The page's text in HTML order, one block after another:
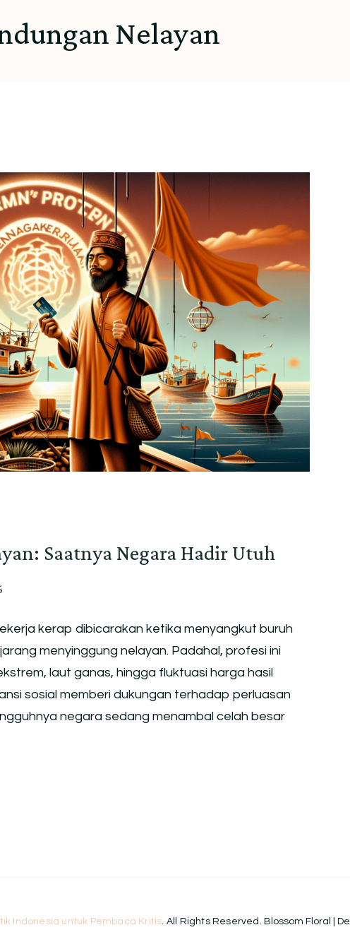
Nelayan
Saatnya Negara Hadir Utuh
kerap dibicarakan ketika menyangkut buruh
menyinggung nelayan. Padahal, profesi ini
laut ganas, hingga fluktuasi harga hasil
sosial memberi dukungan terhadap perluasan
negara sedang menambal celah besar
Indonesia untuk Pembaca Kritis. All Rights Reserved. Blossom Floral |